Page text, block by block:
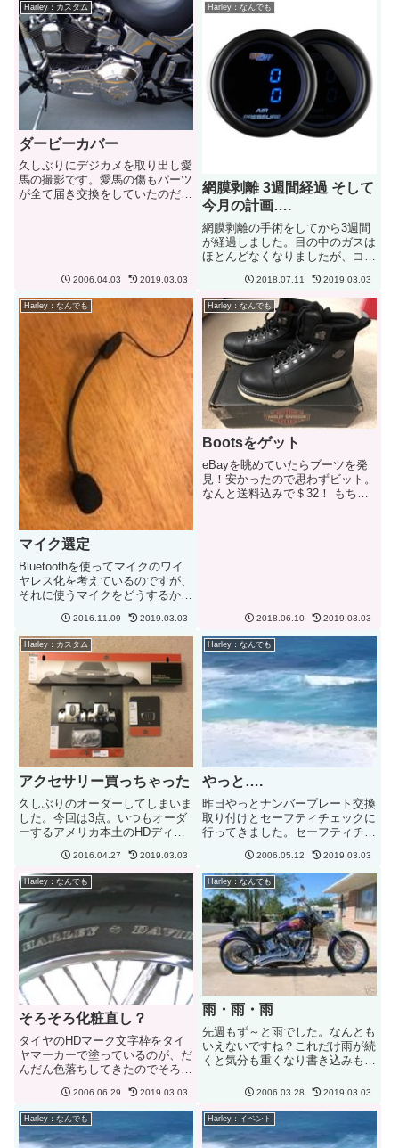
Harley：カスタム
ダービーカバー
久しぶりにデジカメを取り出し愛
馬の撮影です。愛馬の傷もパーツ
が全て届き交換をしていたのだ
2006.04.03 2019.03.03
Harley：なんでも
網膜剥離 3週間経過 そして
今月の計画….
網膜剥離の手術をしてから3週間
が経過しました。目の中のガスは
ほとんどなくなりましたが、コメ
っている状態です。たぶん今日、
明日にはなくなると思います。前
回はガスが無くなるのに6週間か
かりましたが今回は3週間ちょ
っ...
2018.07.11 2019.03.03
Harley：なんでも
マイク選定
Bluetoothを使ってマイクのワイ
ヤレス化を考えているのですが、
それに使うマイクをどうするか？
ました。予定ではSENAのブーム
マイクを使用？でしたが問題が発
生。長さが短く口元にマイクが来
ないのが発覚。本来は...
2016.11.09 2019.03.03
Harley：なんでも
Bootsをゲット
eBayを眺めていたらブーツを発
見！安かったので思わずビット。
なんと送料込みで＄32！ もちろ
2018.06.10 2019.03.03
Harley：カスタム
アクセサリー買っちゃった
久しぶりのオーダーしてしまいま
した。今回は3点。いつもオーダ
ーするアメリカ本土のHDディー
入するよりも$100近く安く購入
することができました。以前から
どうしようかと考えていたウィン
ドシールド・トリムとヘッドボ...
2016.04.27 2019.03.03
Harley：なんでも
やっと….
昨日やっとナンバープレート交換
取り付けとセーフティチェックに
行ってきました。セーフティチェ
気になるトリプルツリーの事もシ
ョップのオヤジに聞いてきまし
た。工費は＄７００ぐらいかかる
とのことでした。結構高いような
気...
2006.05.12 2019.03.03
Harley：なんでも
そろそろ化粧直し？
タイヤのHDマーク文字枠をタイ
ヤマーカーで塗っているのが、だ
んだん色落ちしてきたのでそろそ
中を塗りつぶすのが基本？でも、
Koaのデュースは外枠を塗って控
えめにドレスアップ？意外とこれ
時間がかかる。もともと絵...
2006.06.29 2019.03.03
Harley：なんでも
雨・雨・雨
先週もず～と雨でした。なんとも
いえないですね？これだけ雨が続
くと気分も重くなり書き込みも減
天気の悪い日が続くのは記録的で
たチャリティー Poker Runも結局
いけず、これで今月予...
2006.03.28 2019.03.03
Harley：なんでも Harley：イベント